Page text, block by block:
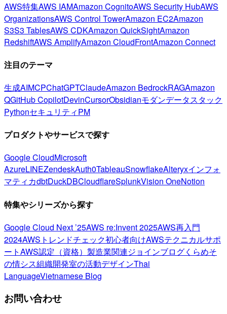
AWS特集AWS IAMAmazon CognitoAWS Security HubAWS
OrganizationsAWS Control TowerAmazon EC2Amazon
S3S3 TablesAWS CDKAmazon QuickSightAmazon
RedshiftAWS AmplifyAmazon CloudFrontAmazon Connect
注目のテーマ
生成AIMCPChatGPTClaudeAmazon BedrockRAGAmazon
QGitHub CopilotDevinCursorObsidianモダンデータスタック
PythonセキュリティPM
プロダクトやサービスで探す
Google CloudMicrosoft
AzureLINEZendeskAuth0TableauSnowflakeAlteryxインフォ
マティカdbtDuckDBCloudflareSplunkVision OneNotion
特集やシリーズから探す
Google Cloud Next ’25AWS re:Invent 2025AWS再入門
2024AWSトレンドチェック初心者向けAWSテクニカルサポ
ートAWS認定（資格） 製造業関連ジョインブログくらめそ
の情シス組織開発室の活動デザインThai
LanguageVietnamese Blog
お問い合わせ